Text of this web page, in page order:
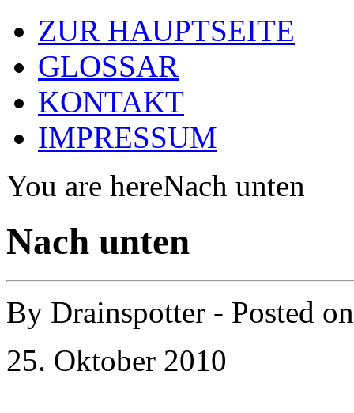
ZUR HAUPTSEITE
GLOSSAR
KONTAKT
IMPRESSUM
You are hereNach unten
Nach unten
By Drainspotter - Posted
25. Oktober 2010